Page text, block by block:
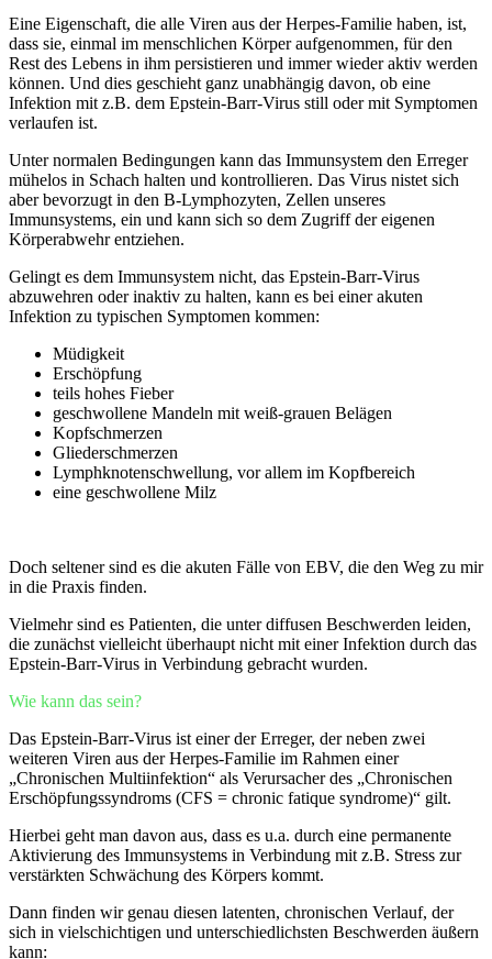
Eine Eigenschaft, die alle Viren aus der Herpes-Familie haben, ist,
dass sie, einmal im menschlichen Körper aufgenommen, für den
Rest des Lebens in ihm persistieren und immer wieder aktiv werden
können. Und dies geschieht ganz unabhängig davon, ob eine
Infektion mit z.B. dem Epstein-Barr-Virus still oder mit Symptomen
verlaufen ist.
Unter normalen Bedingungen kann das Immunsystem den Erreger
mühelos in Schach halten und kontrollieren. Das Virus nistet sich
aber bevorzugt in den B-Lymphozyten, Zellen unseres
Immunsystems, ein und kann sich so dem Zugriff der eigenen
Körperabwehr entziehen.
Gelingt es dem Immunsystem nicht, das Epstein-Barr-Virus
abzuwehren oder inaktiv zu halten, kann es bei einer akuten
Infektion zu typischen Symptomen kommen:
Müdigkeit
Erschöpfung
teils hohes Fieber
geschwollene Mandeln mit weiß-grauen Belägen
Kopfschmerzen
Gliederschmerzen
Lymphknotenschwellung, vor allem im Kopfbereich
eine geschwollene Milz
Doch seltener sind es die akuten Fälle von EBV, die den Weg zu mir
in die Praxis finden.
Vielmehr sind es Patienten, die unter diffusen Beschwerden leiden,
die zunächst vielleicht überhaupt nicht mit einer Infektion durch das
Epstein-Barr-Virus in Verbindung gebracht wurden.
Wie kann das sein?
Das Epstein-Barr-Virus ist einer der Erreger, der neben zwei
weiteren Viren aus der Herpes-Familie im Rahmen einer
„Chronischen Multiinfektion“ als Verursacher des „Chronischen
Erschöpfungssyndroms (CFS = chronic fatique syndrome)“ gilt.
Hierbei geht man davon aus, dass es u.a. durch eine permanente
Aktivierung des Immunsystems in Verbindung mit z.B. Stress zur
verstärkten Schwächung des Körpers kommt.
Dann finden wir genau diesen latenten, chronischen Verlauf, der
sich in vielschichtigen und unterschiedlichsten Beschwerden äußern
kann: